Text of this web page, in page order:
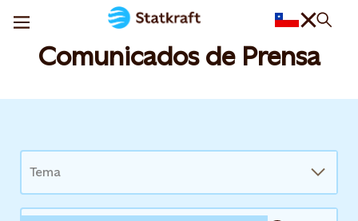
Comunicados de Prensa
News
Tema